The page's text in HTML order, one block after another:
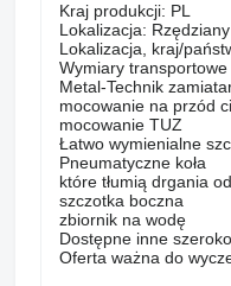
Kraj produkcji: PL
Lokalizacja: Rzędziany
Lokalizacja, kraj/
Wymiary
Metal-Technik
mocowanie na przód
mocowanie TUZ
Łatwo wymienialne
Pneumatyczne koła
które tłumią drgania
szczotka boczna
zbiornik na wodę
Dostępne inne
Oferta ważna do